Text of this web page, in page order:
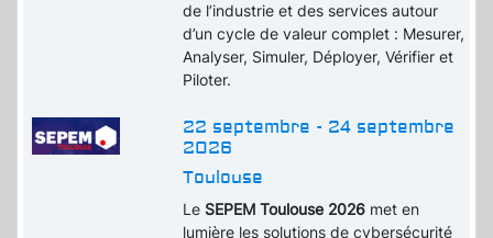
de l’industrie et des services autour
d’un cycle de valeur complet : Mesurer,
Analyser, Simuler, Déployer, Vérifier et
Piloter.
22 septembre - 24 septembre
2026
Toulouse
Le SEPEM Toulouse 2026 met en
lumière les solutions de cybersécurité